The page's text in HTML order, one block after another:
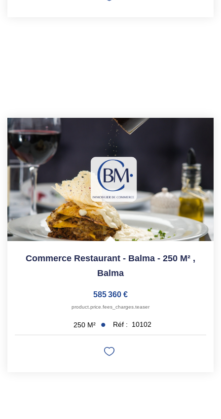
Commerce Restaurant - Balma - 250 M² ,
Balma
585 360 €
product.price.fees_charges.teaser
250 M² Réf : 10102